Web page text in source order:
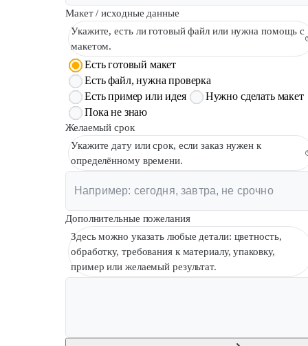
Макет / исходные данные
Укажите, есть ли готовый файл или нужна помощь с
макетом.
Есть готовый макет
Есть файл, нужна проверка
Есть пример или идея
Нужно сделать макет
Пока не знаю
Желаемый срок
Укажите дату или срок, если заказ нужен к
определённому времени.
Дополнительные пожелания
Здесь можно указать любые детали: цветность,
обработку, требования к материалу, упаковку,
пример или желаемый результат.